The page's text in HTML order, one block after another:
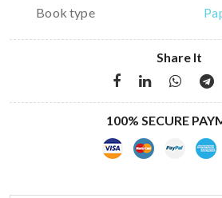
Book type
Share It
100% SECURE